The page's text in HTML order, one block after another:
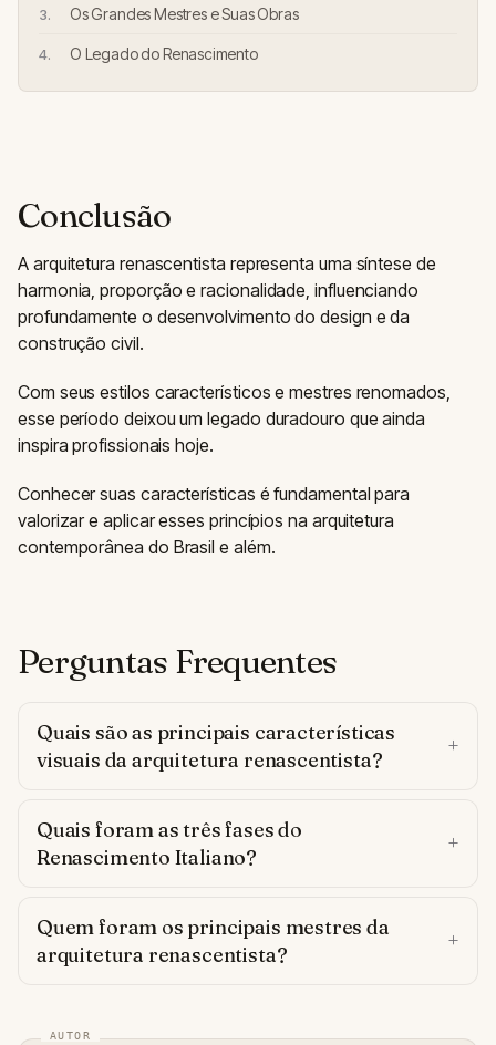
Os Grandes Mestres e Suas Obras
O Legado do Renascimento
Conclusão
A arquitetura renascentista representa uma síntese de
harmonia, proporção e racionalidade, influenciando
profundamente o desenvolvimento do design e da
construção civil.
Com seus estilos característicos e mestres renomados,
esse período deixou um legado duradouro que ainda
inspira profissionais hoje.
Conhecer suas características é fundamental para
valorizar e aplicar esses princípios na arquitetura
contemporânea do Brasil e além.
Perguntas Frequentes
Quais são as principais características
visuais da arquitetura renascentista?
Quais foram as três fases do
Renascimento Italiano?
Quem foram os principais mestres da
arquitetura renascentista?